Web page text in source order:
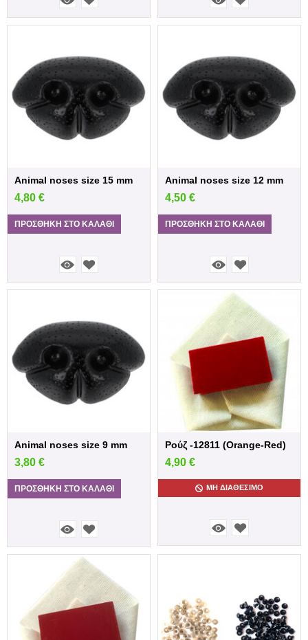
Animal noses size 15 mm
4,80 €
ΠΡΟΣΘΉΚΗ ΣΤΟ ΚΑΛΆΘΙ
Animal noses size 12 mm
4,50 €
ΠΡΟΣΘΉΚΗ ΣΤΟ ΚΑΛΆΘΙ
Animal noses size 9 mm
3,80 €
ΠΡΟΣΘΉΚΗ ΣΤΟ ΚΑΛΆΘΙ
Ρούζ -12811 (Orange-Red)
4,90 €
ΜΗ ΔΙΑΘΈΣΙΜΟ